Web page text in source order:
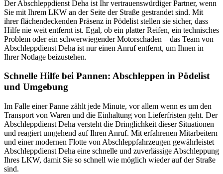
Der Abschleppdienst Deha ist Ihr vertrauenswürdiger Partner, wenn
Sie mit Ihrem LKW an der Seite der Straße gestrandet sind. Mit
ihrer flächendeckenden Präsenz in Pödelist stellen sie sicher, dass
Hilfe nie weit entfernt ist. Egal, ob ein platter Reifen, ein technisches
Problem oder ein schwerwiegender Motorschaden – das Team von
Abschleppdienst Deha ist nur einen Anruf entfernt, um Ihnen in
Ihrer Notlage beizustehen.
Schnelle Hilfe bei Pannen: Abschleppen in Pödelist
und Umgebung
Im Falle einer Panne zählt jede Minute, vor allem wenn es um den
Transport von Waren und die Einhaltung von Lieferfristen geht. Der
Abschleppdienst Deha versteht die Dringlichkeit dieser Situationen
und reagiert umgehend auf Ihren Anruf. Mit erfahrenen Mitarbeitern
und einer modernen Flotte von Abschleppfahrzeugen gewährleistet
Abschleppdienst Deha eine schnelle und zuverlässige Abschleppung
Ihres LKW, damit Sie so schnell wie möglich wieder auf der Straße
sind.